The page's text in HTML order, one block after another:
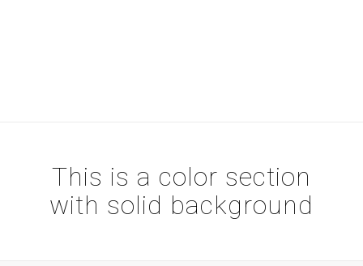
This is a color section
with solid background